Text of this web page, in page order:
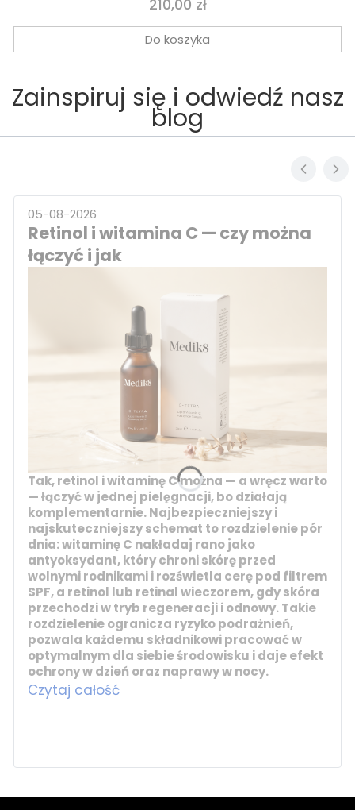
210,00 zł
Do koszyka
Zainspiruj się i odwiedź nasz
blog
05-08-2026
Retinol i witamina C — czy można
łączyć i jak
Tak, retinol i witaminę C można — a wręcz warto
— łączyć w jednej pielęgnacji, bo działają
komplementarnie. Najbezpieczniejszy i
najskuteczniejszy schemat to rozdzielenie pór
dnia:witaminę C nakładaj rano jako
antyoksydant, który chroni skórę przed
wolnymi rodnikami i rozświetla cerę pod filtrem
SPF, a retinol lub retinalwieczorem, gdy skóra
przechodzi w tryb regeneracji i odnowy. Takie
rozdzielenie ogranicza ryzyko podrażnień,
pozwala każdemu składnikowi pracować w
optymalnym dla siebie środowisku i daje efekt
ochrony w dzień oraz naprawy w nocy.
Czytaj całość